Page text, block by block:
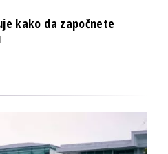
kako da započnete